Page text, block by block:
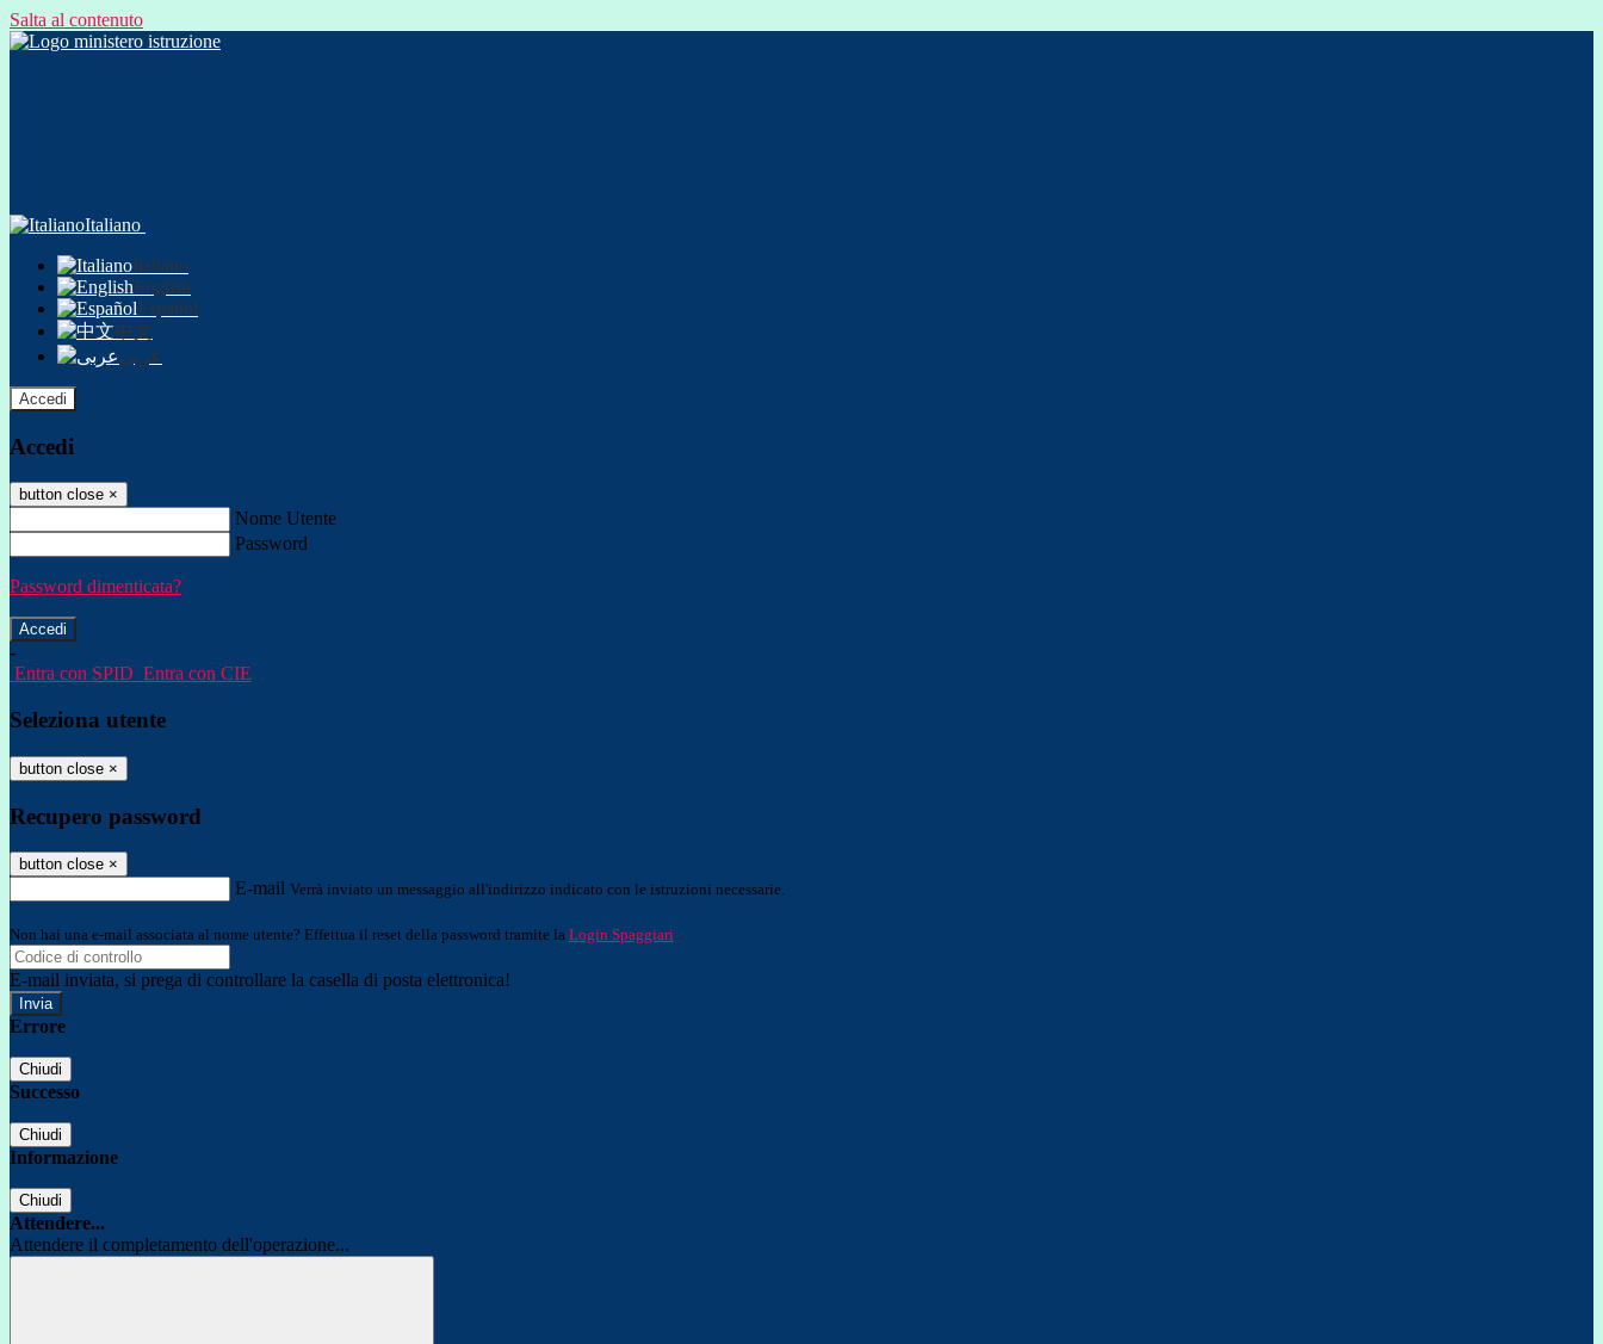
Salta al contenuto
Italiano
Italiano
English
Español
中文
عربى
Accedi
Accedi
button close ×
Nome Utente
Password
Password dimenticata?
-
Entra con SPID Entra con CIE
Seleziona utente
button close ×
Recupero password
button close ×
E-mail Verrà inviato un messaggio all'indirizzo indicato con le istruzioni necessarie.
Non hai una e-mail associata al nome utente? Effettua il reset della password tramite la Login Spaggiari
E-mail inviata, si prega di controllare la casella di posta elettronica!
Errore
Chiudi
Successo
Chiudi
Informazione
Chiudi
Attendere...
Attendere il completamento dell'operazione...